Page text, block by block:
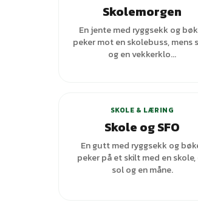
Skolemorgen
En jente med ryggsekk og
peker mot en skolebuss, mens
og en vekkerklo...
SKOLE & LÆRING
Skole og SFO
En gutt med ryggsekk og
peker på et skilt med en skole,
sol og en måne.